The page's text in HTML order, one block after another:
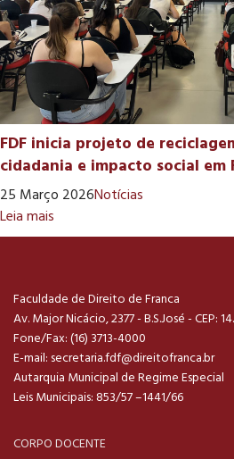
FDF inicia projeto de
cidadania e impacto social em
25 Março 2026Notícias
Leia mais
Faculdade de Direito de Franca
Av. Major Nicácio, 2377 - B.S.José - CEP:
Fone/Fax: (16) 3713-4000
E-mail: secretaria.fdf@direitofranca.br
Autarquia Municipal de Regime Especial
Leis Municipais: 853/57 –1441/66
CORPO DOCENTE